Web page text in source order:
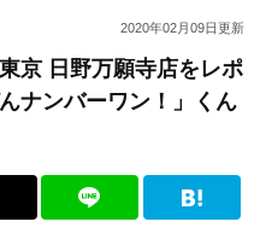
2020年02月09日更新
京 日野万願寺店をレポ
ナンバーワン！」くん